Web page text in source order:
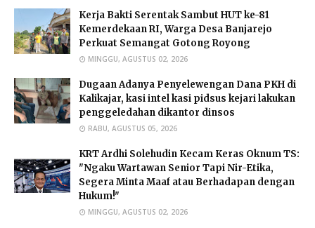
Kerja Bakti Serentak Sambut HUT ke-81
Kemerdekaan RI, Warga Desa Banjarejo
Perkuat Semangat Gotong Royong
MINGGU, AGUSTUS 02, 2026
Dugaan Adanya Penyelewengan Dana PKH di
Kalikajar, kasi intel kasi pidsus kejari lakukan
penggeledahan dikantor dinsos
RABU, AGUSTUS 05, 2026
​KRT Ardhi Solehudin Kecam Keras Oknum TS:
"Ngaku Wartawan Senior Tapi Nir-Etika,
Segera Minta Maaf atau Berhadapan dengan
Hukum!"
MINGGU, AGUSTUS 02, 2026